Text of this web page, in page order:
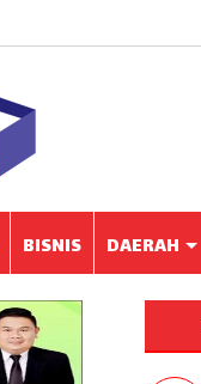
BISNIS DAERAH